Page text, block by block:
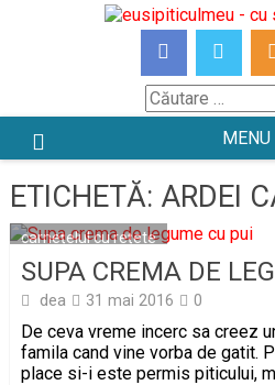
Căutare
MENU
ETICHETĂ: ARDEI
carnețelul cu rețete
SUPA CREMA DE
dea 31 mai 2016 0
De ceva vreme incerc sa creez
famila cand vine vorba de gatit.
place si-i este permis piticului,